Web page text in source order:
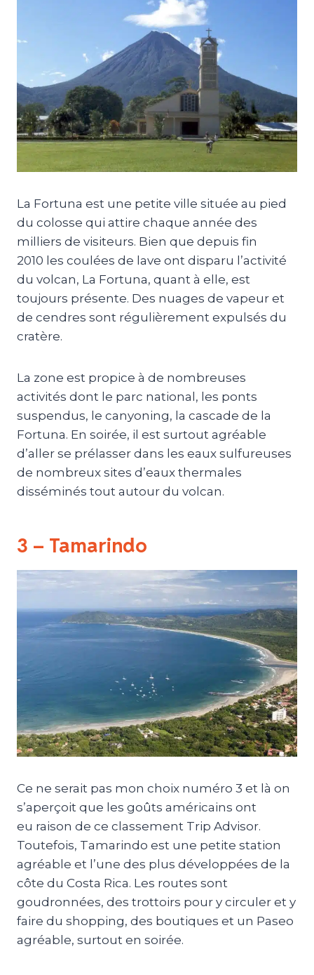
La Fortuna est une petite ville située au pied
du colosse qui attire chaque année des
milliers de visiteurs. Bien que depuis fin
2010 les coulées de lave ont disparu l’activité
du volcan, La Fortuna, quant à elle, est
toujours présente. Des nuages de vapeur et
de cendres sont régulièrement expulsés du
cratère.
La zone est propice à de nombreuses
activités dont le parc national, les ponts
suspendus, le canyoning, la cascade de la
Fortuna. En soirée, il est surtout agréable
d’aller se prélasser dans les eaux sulfureuses
de nombreux sites d’eaux thermales
disséminés tout autour du volcan.
3 – Tamarindo
Ce ne serait pas mon choix numéro 3 et là on
s’aperçoit que les goûts américains ont
eu raison de ce classement Trip Advisor.
Toutefois, Tamarindo est une petite station
agréable et l’une des plus développées de la
côte du Costa Rica. Les routes sont
goudronnées, des trottoirs pour y circuler et y
faire du shopping, des boutiques et un Paseo
agréable, surtout en soirée.